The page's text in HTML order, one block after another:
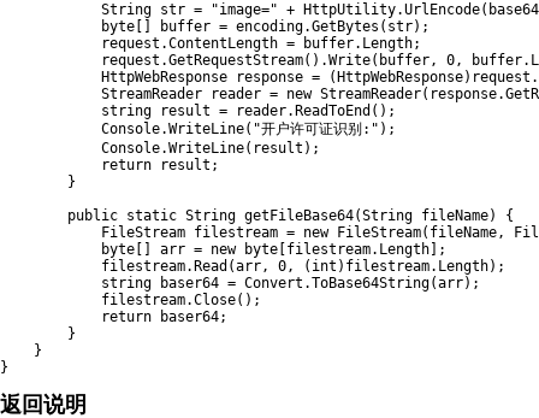
String str = "image=" + HttpUtility.UrlEncode( base64
byte
buffer = encoding.GetBytes ( str) ;
            request
.ContentLength = buffer. Length;
            request
.GetRequestStream( ) .Write( buffer, 0, buffer.
HttpWebResponse response = ( HttpWebResponse) request .
StreamReader reader = new StreamReader( response.
string result = reader. ReadToEnd ( ) ;
            Console
.WriteLine( "开户许可证识别:" ) ;
            Console
.WriteLine( result ) ;
return result ;
}
public static String getFileBase64(String fileName)
{
FileStream filestream = new FileStream( fileName,
byte
arr = new byte filestream. Length
;
            filestream
. Read (arr, 0, ( int ) filestream. Length) ;
string baser64 = Convert .ToBase64String(arr) ;
            filestream
.Close( ) ;
return baser64;
}
}
}
返回说明